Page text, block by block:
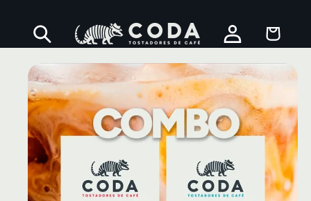
al contenido
Iniciar
sesión
Carrito
Ir
directamente
a la
información
del producto